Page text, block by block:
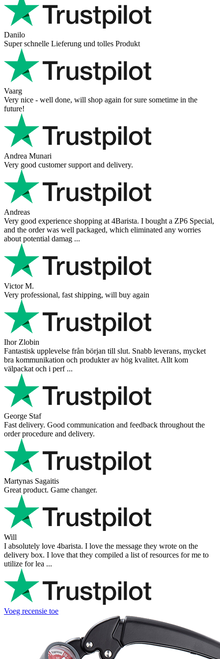
Danilo
Super schnelle Lieferung und tolles Produkt
Vaarg
Very nice - well done, will shop again for sure sometime in the
future!
Andrea Munari
Very good customer support and delivery.
Andreas
Very good experience shopping at 4Barista. I bought a ZP6 Special,
and the order was well packaged, which eliminated any worries
about potential damag ...
Victor M.
Very professional, fast shipping, will buy again
Ihor Zlobin
Fantastisk upplevelse från början till slut. Snabb leverans, mycket
bra kommunikation och produkter av hög kvalitet. Allt kom
välpackat och i perf ...
George Staf
Fast delivery. Good communication and feedback throughout the
order procedure and delivery.
Martynas Sagaitis
Great product. Game changer.
Will
I absolutely love 4barista. I love the message they wrote on the
delivery box. I love that they compiled a list of resources for me to
utilize for lea ...
Voeg recensie toe